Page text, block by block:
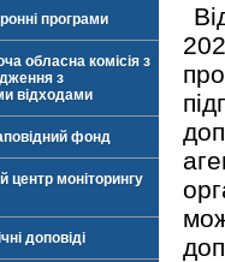
програми
обласна комісія з
з
відходами
фонд
центр моніторингу
доповіді